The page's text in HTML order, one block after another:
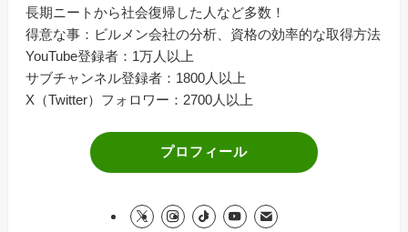
長期ニートから社会復帰した人など多数！
得意な事：ビルメン会社の分析、資格の効率的な取得方法
YouTube登録者：1万人以上
サブチャンネル登録者：1800人以上
X（Twitter）フォロワー：2700人以上
プロフィール